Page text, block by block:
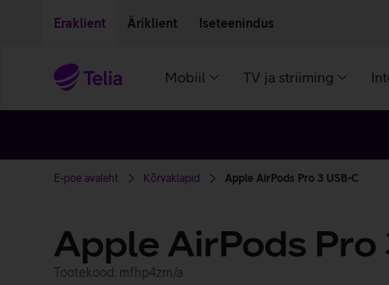
Eraklient Äriklient Iseteenindus
Mobiil TV ja striiming
E-poe avaleht Kõrvaklapid Apple AirPods Pro 3 USB-C
Apple AirPods Pro
Tootekood: mfhp4zm/a